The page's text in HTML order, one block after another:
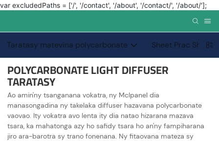
var excludedPaths = ['/', '/contact', '/about', '/contact/', '/about/'];
Taratasy matevina polycarbonate Sheet Prac Sheet
POLYCARBONATE LIGHT DIFFUSER
TARATASY
Ao amin'ny tsanganana vokatra, ny Mclpanel dia
manasongadina ny takelaka diffuser hazavana polycarbonate
vaovao. Ity vokatra avo lenta ity dia natao hizarana mazava
tsara, ka mahatonga azy ho safidy tsara ho an'ny fampiharana
jiro ara-barotra sy trano fonenana. Ny fitaovana mateza sy